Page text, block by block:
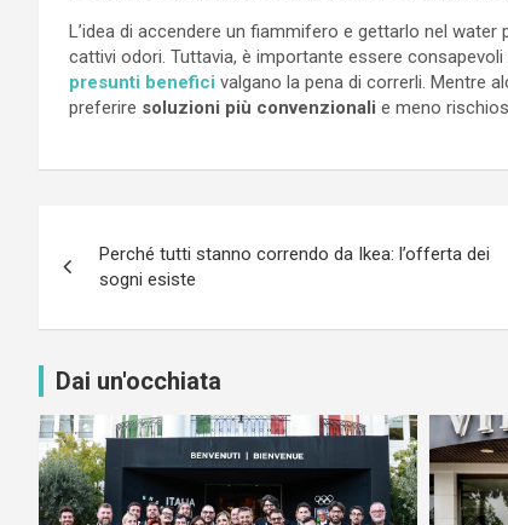
L’idea di accendere un fiammifero e gettarlo nel water
cattivi odori. Tuttavia, è importante essere
presunti benefici valgano la pena di correrli. Mentre
preferire soluzioni più convenzionali e meno
articoli
Perché tutti stanno correndo da Ikea: l’offerta dei
sogni esiste
Dai un'occhiata